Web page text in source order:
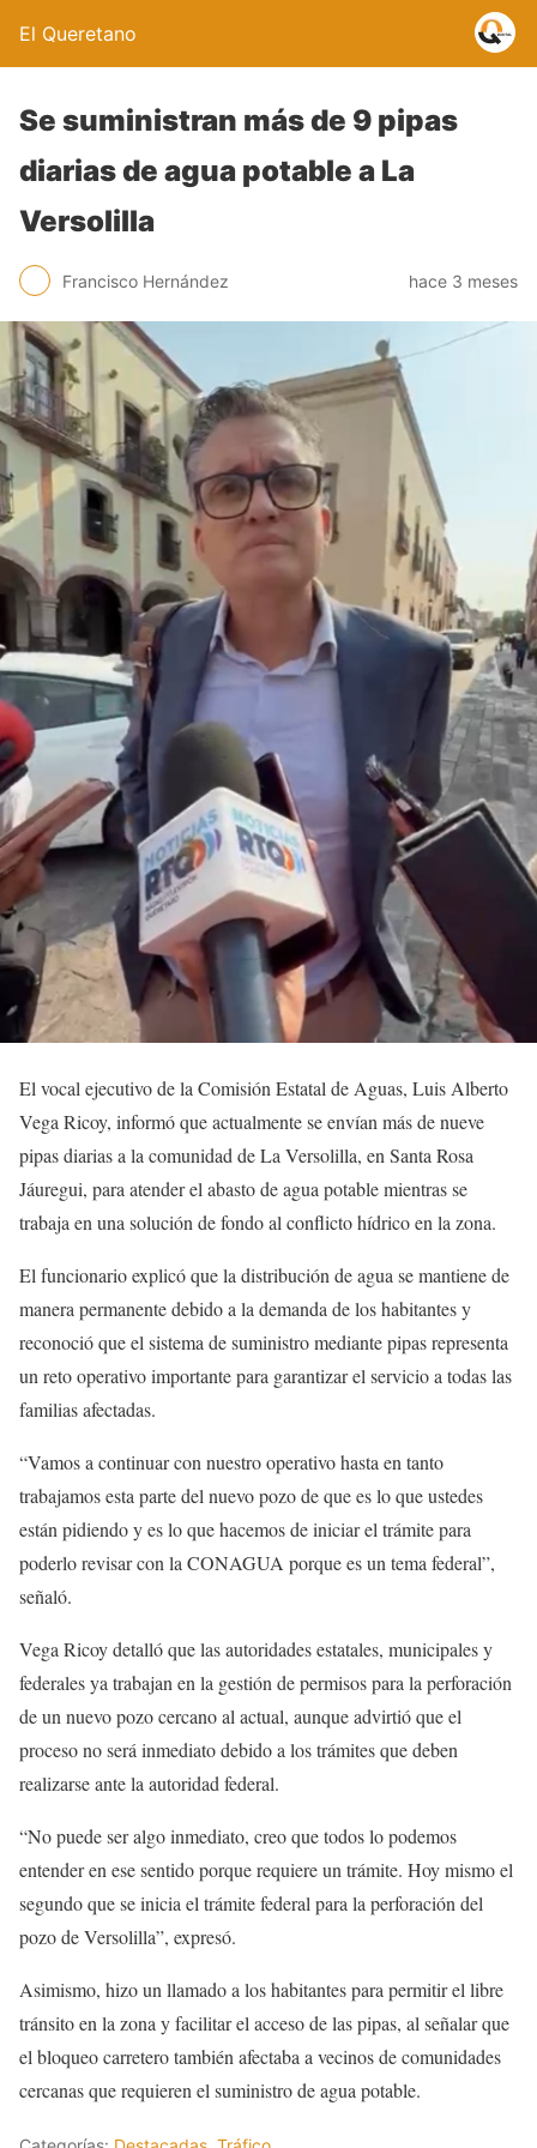
El Queretano
Se suministran más de 9 pipas
diarias de agua potable a La
Versolilla
Francisco Hernández hace 3 meses
El vocal ejecutivo de la Comisión Estatal de Aguas, Luis Alberto
Vega Ricoy, informó que actualmente se envían más de nueve
pipas diarias a la comunidad de La Versolilla, en Santa Rosa
Jáuregui, para atender el abasto de agua potable mientras se
trabaja en una solución de fondo al conflicto hídrico en la zona.
El funcionario explicó que la distribución de agua se mantiene de
manera permanente debido a la demanda de los habitantes y
reconoció que el sistema de suministro mediante pipas representa
un reto operativo importante para garantizar el servicio a todas las
familias afectadas.
“Vamos a continuar con nuestro operativo hasta en tanto
trabajamos esta parte del nuevo pozo de que es lo que ustedes
están pidiendo y es lo que hacemos de iniciar el trámite para
poderlo revisar con la CONAGUA porque es un tema federal”,
señaló.
Vega Ricoy detalló que las autoridades estatales, municipales y
federales ya trabajan en la gestión de permisos para la perforación
de un nuevo pozo cercano al actual, aunque advirtió que el
proceso no será inmediato debido a los trámites que deben
realizarse ante la autoridad federal.
“No puede ser algo inmediato, creo que todos lo podemos
entender en ese sentido porque requiere un trámite. Hoy mismo el
segundo que se inicia el trámite federal para la perforación del
pozo de Versolilla”, expresó.
Asimismo, hizo un llamado a los habitantes para permitir el libre
tránsito en la zona y facilitar el acceso de las pipas, al señalar que
el bloqueo carretero también afectaba a vecinos de comunidades
cercanas que requieren el suministro de agua potable.